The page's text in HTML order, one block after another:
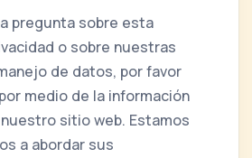
pregunta sobre esta
o sobre nuestras
de datos, por favor
medio de la información
sitio web. Estamos
a abordar sus